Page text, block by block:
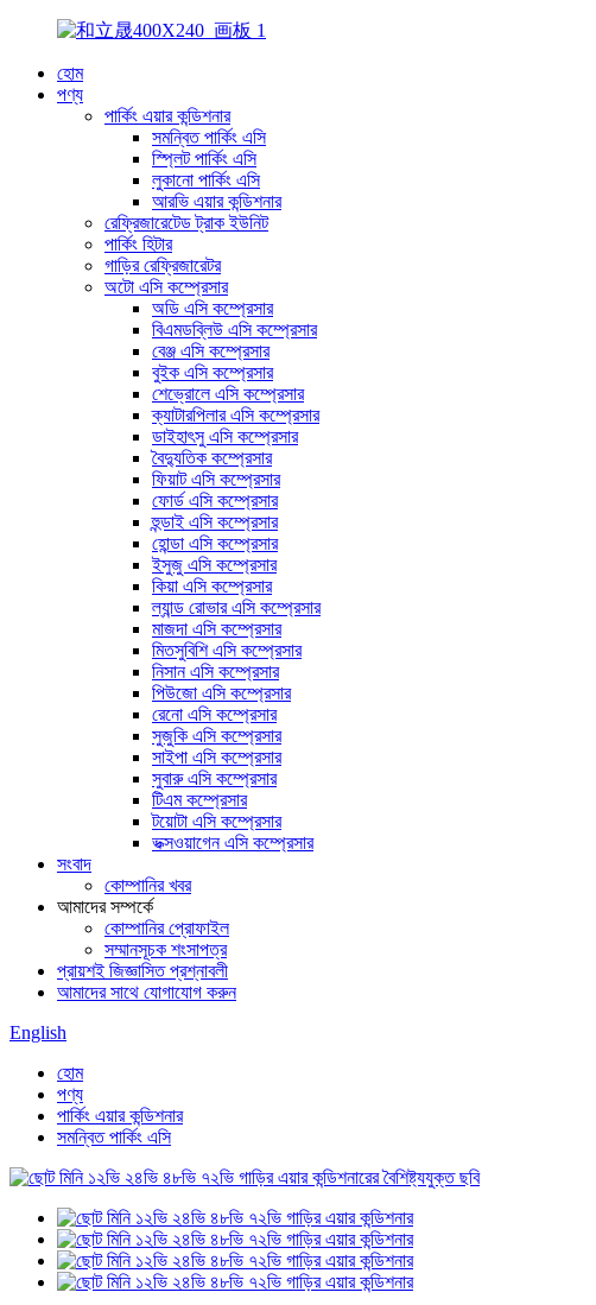
হোম
পণ্য
পার্কিং এয়ার কন্ডিশনার
সমন্বিত পার্কিং এসি
স্প্লিট পার্কিং এসি
লুকানো পার্কিং এসি
আরভি এয়ার কন্ডিশনার
রেফ্রিজারেটেড ট্রাক ইউনিট
পার্কিং হিটার
গাড়ির রেফ্রিজারেটর
অটো এসি কম্প্রেসার
অডি এসি কম্প্রেসার
বিএমডব্লিউ এসি কম্প্রেসার
বেঞ্জ এসি কম্প্রেসার
বুইক এসি কম্প্রেসার
শেভ্রোলে এসি কম্প্রেসার
ক্যাটারপিলার এসি কম্প্রেসার
ডাইহাৎসু এসি কম্প্রেসার
বৈদ্যুতিক কম্প্রেসার
ফিয়াট এসি কম্প্রেসার
ফোর্ড এসি কম্প্রেসার
হুন্ডাই এসি কম্প্রেসার
হোন্ডা এসি কম্প্রেসার
ইসুজু এসি কম্প্রেসার
কিয়া এসি কম্প্রেসার
ল্যান্ড রোভার এসি কম্প্রেসার
মাজদা এসি কম্প্রেসার
মিতসুবিশি এসি কম্প্রেসার
নিসান এসি কম্প্রেসার
পিউজো এসি কম্প্রেসার
রেনো এসি কম্প্রেসার
সুজুকি এসি কম্প্রেসার
সাইপা এসি কম্প্রেসার
সুবারু এসি কম্প্রেসার
টিএম কম্প্রেসার
টয়োটা এসি কম্প্রেসার
ভক্সওয়াগেন এসি কম্প্রেসার
সংবাদ
কোম্পানির খবর
আমাদের সম্পর্কে
কোম্পানির প্রোফাইল
সম্মানসূচক শংসাপত্র
প্রায়শই জিজ্ঞাসিত প্রশ্নাবলী
আমাদের সাথে যোগাযোগ করুন
English
হোম
পণ্য
পার্কিং এয়ার কন্ডিশনার
সমন্বিত পার্কিং এসি